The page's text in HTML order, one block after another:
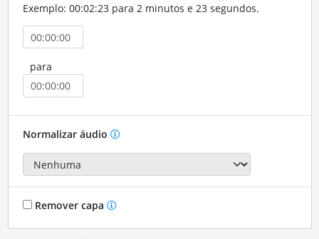
Exemplo: 00:02:23 para 2 minutos e 23 segundos.
para
Normalizar áudio
Remover capa